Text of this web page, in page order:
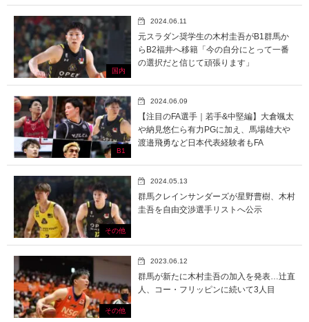
国内
2024.06.11
元スラダン奨学生の木村圭吾がB1群馬か
らB2福井へ移籍「今の自分にとって一番
の選択だと信じて頑張ります」
B1
2024.06.09
【注目のFA選手｜若手&中堅編】大倉颯太
や納見悠仁ら有力PGに加え、馬場雄大や
渡邉飛勇など日本代表経験者もFA
その他
2024.05.13
群馬クレインサンダーズが星野曹樹、木村
圭吾を自由交渉選手リストへ公示
その他
2023.06.12
群馬が新たに木村圭吾の加入を発表…辻直
人、コー・フリッピンに続いて3人目